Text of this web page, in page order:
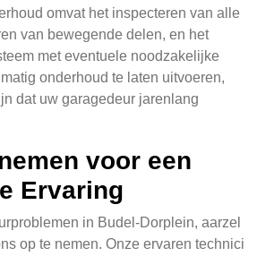
omvat het inspecteren van alle
van bewegende delen, en het
met eventuele noodzakelijke
onderhoud te laten uitvoeren,
dat uw garagedeur jarenlang
voor een
Ervaring
in Budel-Dorplein, aarzel
op te nemen. Onze ervaren technici